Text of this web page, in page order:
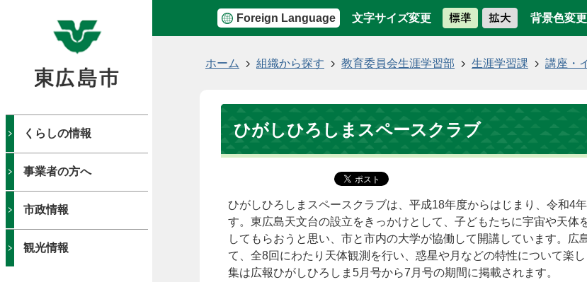
Foreign Language 文字サイズ変更 背景色変更
くらしの情報
事業者の方へ
市政情報
観光情報
ホーム 組織から探す 教育委員会生涯学習部 生涯学習課 講座・
ひがしひろしまスペースクラブ
ひがしひろしまスペースクラブは、平成18年度からはじまり、令和4
す。東広島天文台の設立をきっかけとして、子どもたちに宇宙や天体
してもらおうと思い、市と市内の大学が協働して開講しています。広
て、全8回にわたり天体観測を行い、惑星や月などの特性について楽
集は広報ひがしひろしま5月号から7月号の期間に掲載されます。